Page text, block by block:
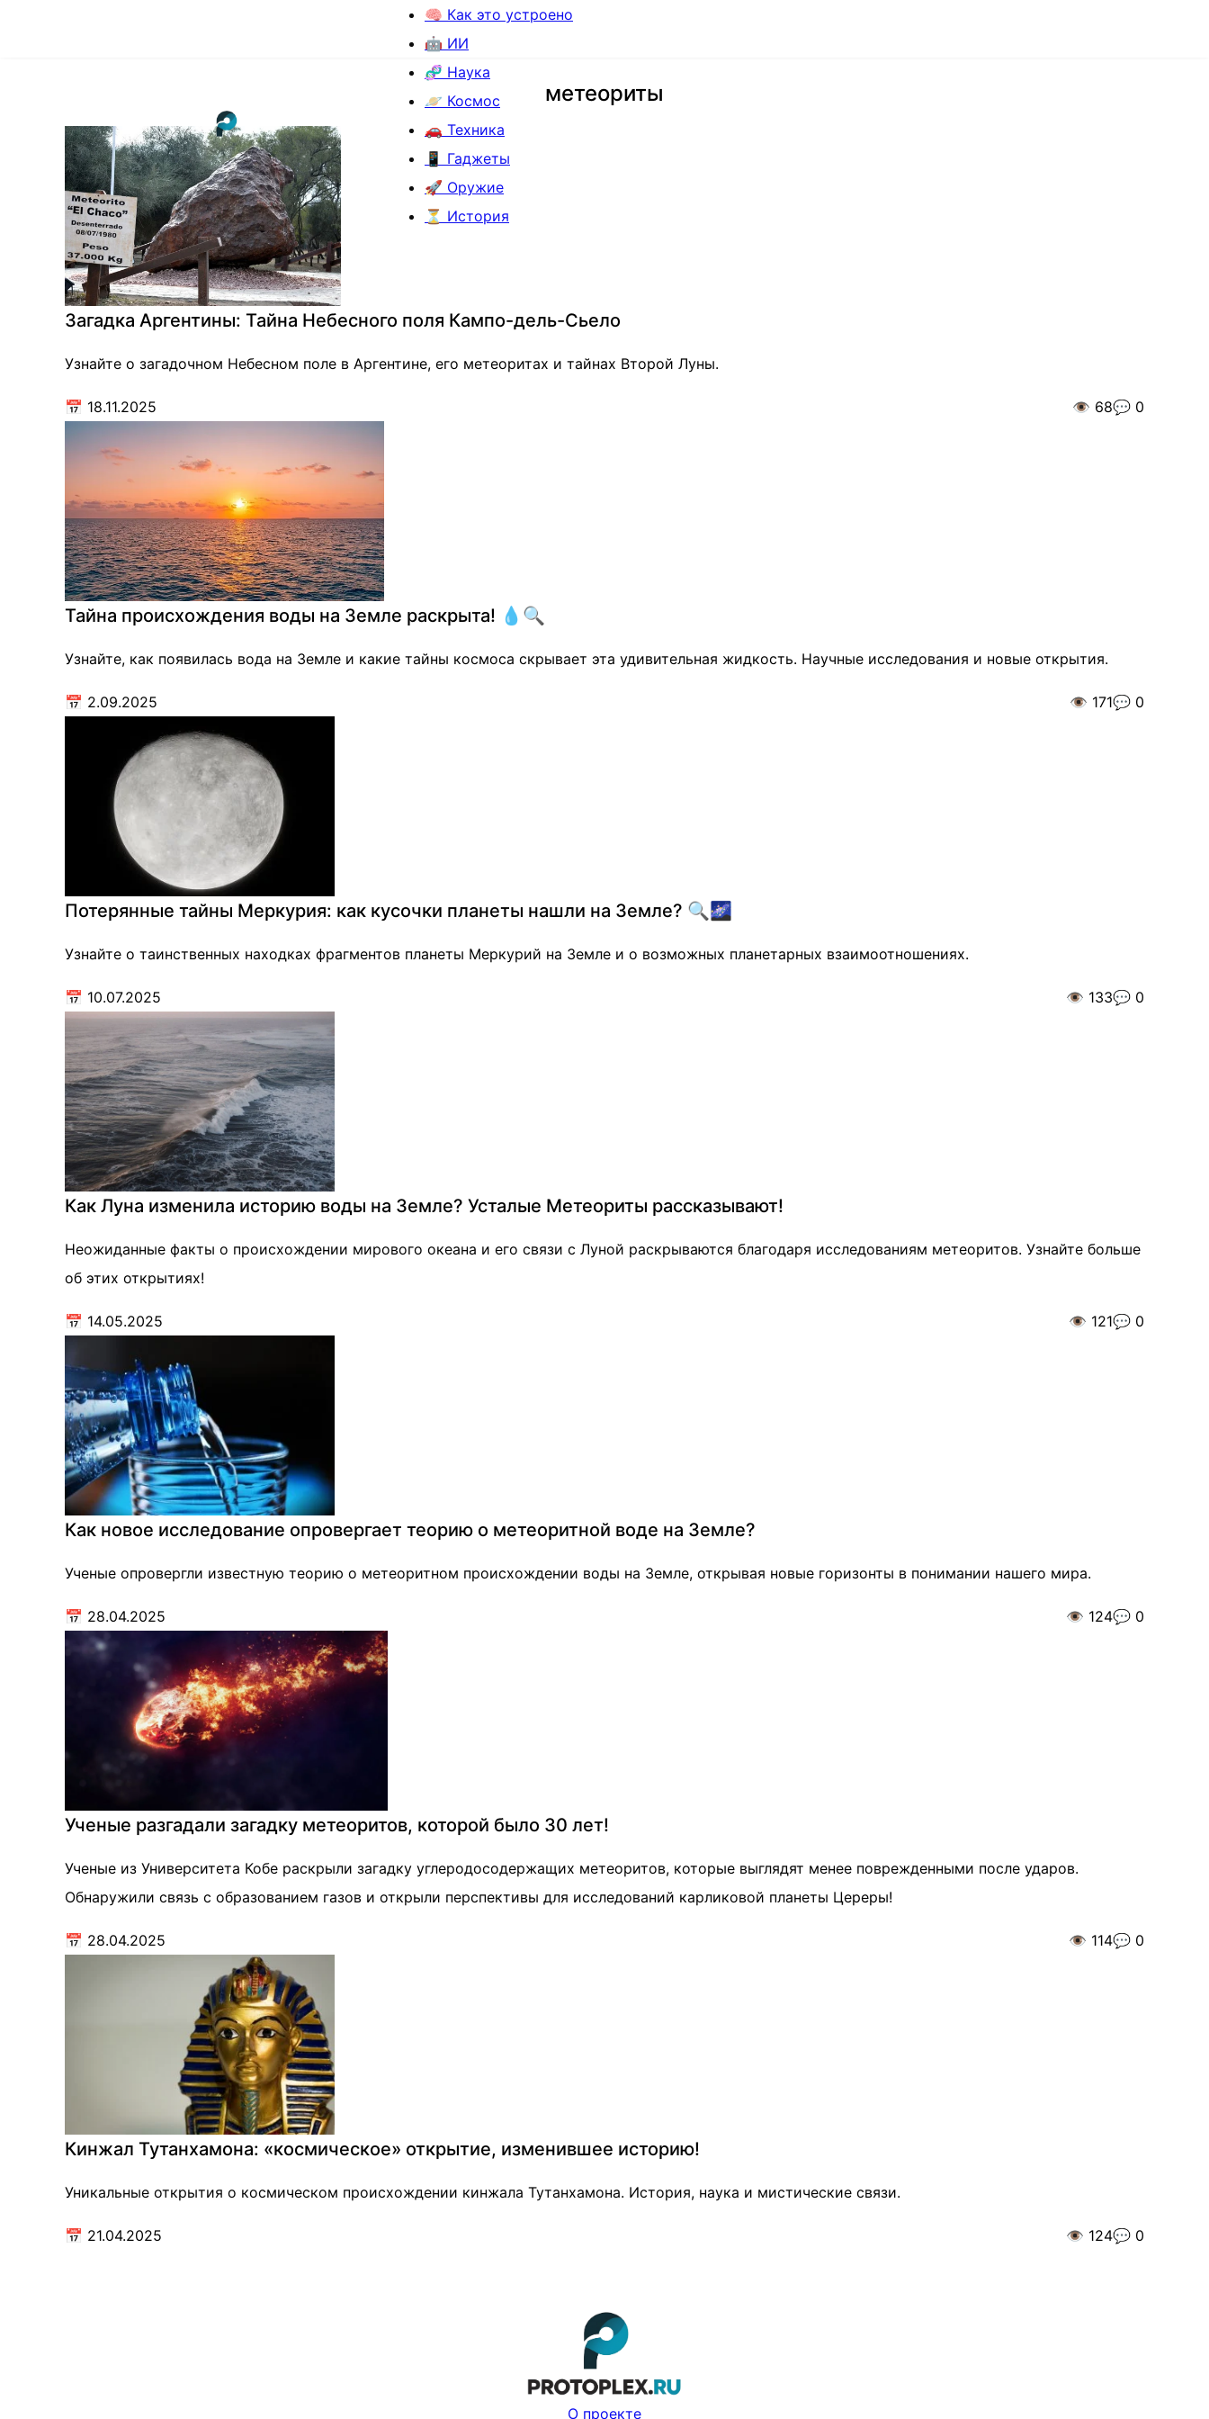
🧠 Как это устроено
🤖 ИИ
🧬 Наука
🪐 Космос
🚗 Техника
📱 Гаджеты
🚀 Оружие
⏳ История
метеориты
Загадка Аргентины: Тайна Небесного поля Кампо-дель-Сьело
Узнайте о загадочном Небесном поле в Аргентине, его метеоритах и тайнах Второй Луны.
📅 18.11.2025 👁️ 68💬 0
Тайна происхождения воды на Земле раскрыта! 💧🔍
Узнайте, как появилась вода на Земле и какие тайны космоса скрывает эта удивительная жидкость. Научные исследования и новые открытия.
📅 2.09.2025 👁️ 171💬 0
Потерянные тайны Меркурия: как кусочки планеты нашли на Земле? 🔍🌌
Узнайте о таинственных находках фрагментов планеты Меркурий на Земле и о возможных планетарных взаимоотношениях.
📅 10.07.2025 👁️ 133💬 0
Как Луна изменила историю воды на Земле? Усталые Метеориты рассказывают!
Неожиданные факты о происхождении мирового океана и его связи с Луной раскрываются благодаря исследованиям метеоритов. Узнайте больше
об этих открытиях!
📅 14.05.2025 👁️ 121💬 0
Как новое исследование опровергает теорию о метеоритной воде на Земле?
Ученые опровергли известную теорию о метеоритном происхождении воды на Земле, открывая новые горизонты в понимании нашего мира.
📅 28.04.2025 👁️ 124💬 0
Ученые разгадали загадку метеоритов, которой было 30 лет!
Ученые из Университета Кобе раскрыли загадку углеродосодержащих метеоритов, которые выглядят менее поврежденными после ударов.
Обнаружили связь с образованием газов и открыли перспективы для исследований карликовой планеты Цереры!
📅 28.04.2025 👁️ 114💬 0
Кинжал Тутанхамона: «космическое» открытие, изменившее историю!
Уникальные открытия о космическом происхождении кинжала Тутанхамона. История, наука и мистические связи.
📅 21.04.2025 👁️ 124💬 0
О проекте